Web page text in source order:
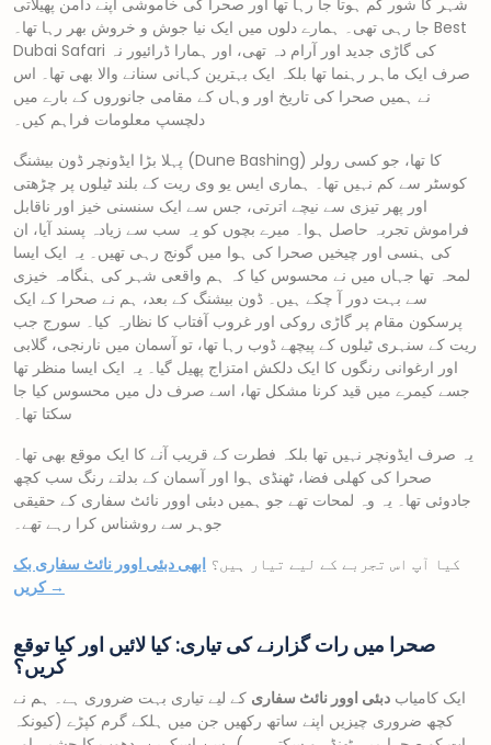
شہر کا شور کم ہوتا جا رہا تھا اور صحرا کی خاموشی اپنے دامن پھیلاتی
جا رہی تھی۔ ہمارے دلوں میں ایک نیا جوش و خروش بھر رہا تھا۔ Best
Dubai Safari کی گاڑی جدید اور آرام دہ تھی، اور ہمارا ڈرائیور نہ
صرف ایک ماہر رہنما تھا بلکہ ایک بہترین کہانی سنانے والا بھی تھا۔ اس
نے ہمیں صحرا کی تاریخ اور وہاں کے مقامی جانوروں کے بارے میں
دلچسپ معلومات فراہم کیں۔
پہلا بڑا ایڈونچر ڈون بیشنگ (Dune Bashing) کا تھا، جو کسی رولر
کوسٹر سے کم نہیں تھا۔ ہماری ایس یو وی ریت کے بلند ٹیلوں پر چڑھتی
اور پھر تیزی سے نیچے اترتی، جس سے ایک سنسنی خیز اور ناقابل
فراموش تجربہ حاصل ہوا۔ میرے بچوں کو یہ سب سے زیادہ پسند آیا، ان
کی ہنسی اور چیخیں صحرا کی ہوا میں گونج رہی تھیں۔ یہ ایک ایسا
لمحہ تھا جہاں میں نے محسوس کیا کہ ہم واقعی شہر کی ہنگامہ خیزی
سے بہت دور آ چکے ہیں۔ ڈون بیشنگ کے بعد، ہم نے صحرا کے ایک
پرسکون مقام پر گاڑی روکی اور غروب آفتاب کا نظارہ کیا۔ سورج جب
ریت کے سنہری ٹیلوں کے پیچھے ڈوب رہا تھا، تو آسمان میں نارنجی، گلابی
اور ارغوانی رنگوں کا ایک دلکش امتزاج پھیل گیا۔ یہ ایک ایسا منظر تھا
جسے کیمرے میں قید کرنا مشکل تھا، اسے صرف دل میں محسوس کیا جا
سکتا تھا۔
یہ صرف ایڈونچر نہیں تھا بلکہ فطرت کے قریب آنے کا ایک موقع بھی تھا۔
صحرا کی کھلی فضا، ٹھنڈی ہوا اور آسمان کے بدلتے رنگ سب کچھ
جادوئی تھا۔ یہ وہ لمحات تھے جو ہمیں دبئی اوور نائٹ سفاری کے حقیقی
جوہر سے روشناس کرا رہے تھے۔
کیا آپ اس تجربے کے لیے تیار ہیں؟ ابھی دبئی اوور نائٹ سفاری بک
کریں →
صحرا میں رات گزارنے کی تیاری: کیا لائیں اور کیا توقع
کریں؟
ایک کامیاب دبئی اوور نائٹ سفاری کے لیے تیاری بہت ضروری ہے۔ ہم نے
کچھ ضروری چیزیں اپنے ساتھ رکھیں جن میں ہلکے گرم کپڑے (کیونکہ